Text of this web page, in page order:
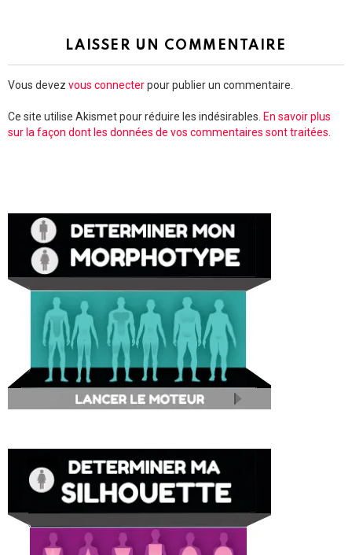
LAISSER UN COMMENTAIRE
Vous devez vous connecterpour publier un commentaire.
Ce site utilise Akismet pour réduire les indésirables. En savoir plus
sur la façon dont les données de vos commentaires sont traitées